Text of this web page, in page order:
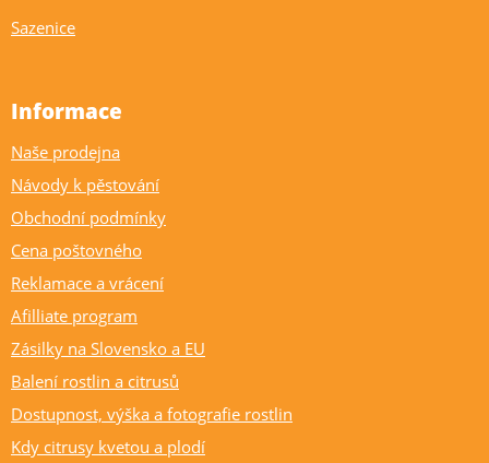
Sazenice
Informace
Naše prodejna
Návody k pěstování
Obchodní podmínky
Cena poštovného
Reklamace a vrácení
Afilliate program
Zásilky na Slovensko a EU
Balení rostlin a citrusů
Dostupnost, výška a fotografie rostlin
Kdy citrusy kvetou a plodí